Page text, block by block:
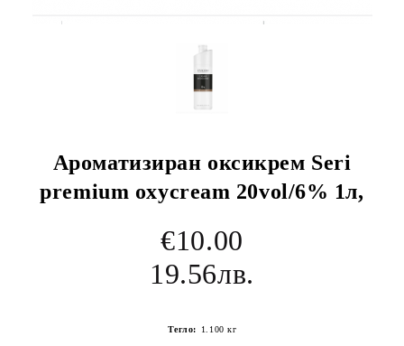
Ароматизиран оксикрем Seri
premium oxycream 20vol/6% 1л,
€10.00
19.56лв.
Тегло: 1.100 кг